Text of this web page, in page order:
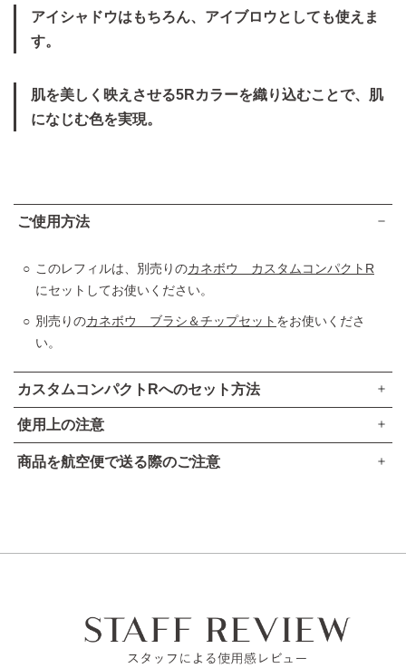
アイシャドウはもちろん、アイブロウとしても使えま
す。
肌を美しく映えさせる5Rカラーを織り込むことで、肌
になじむ色を実現。
ご使用方法
このレフィルは、別売りのカネボウ カスタムコンパクトR
にセットしてお使いください。
別売りのカネボウ ブラシ＆チップセット をお使いくださ
い。
カスタムコンパクトRへのセット方法
レフィル中皿を指でつまんで取り出します。
中皿をコンパクトの上側に合わせるようにしながら
使用上の注意
傷、はれもの、湿疹等異常のあるところには使わない。
目に入った時は、すぐに充分洗い流す。
誤食等を防ぐため置き場所に注意する。
商品を航空便で送る際のご注意
アルコール24％以下